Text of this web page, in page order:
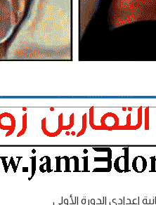
اعدادي الدورة الأولى